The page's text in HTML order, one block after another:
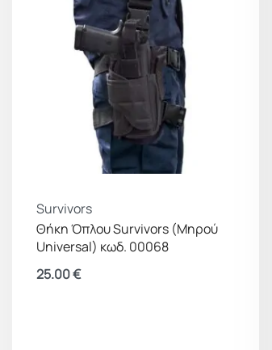
Survivors
Θήκη Όπλου Survivors (Μηρού
Universal) κωδ. 00068
25.00€